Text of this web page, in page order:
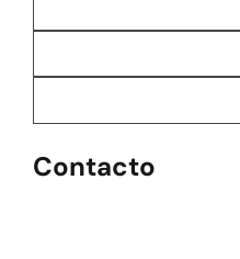
Contacto